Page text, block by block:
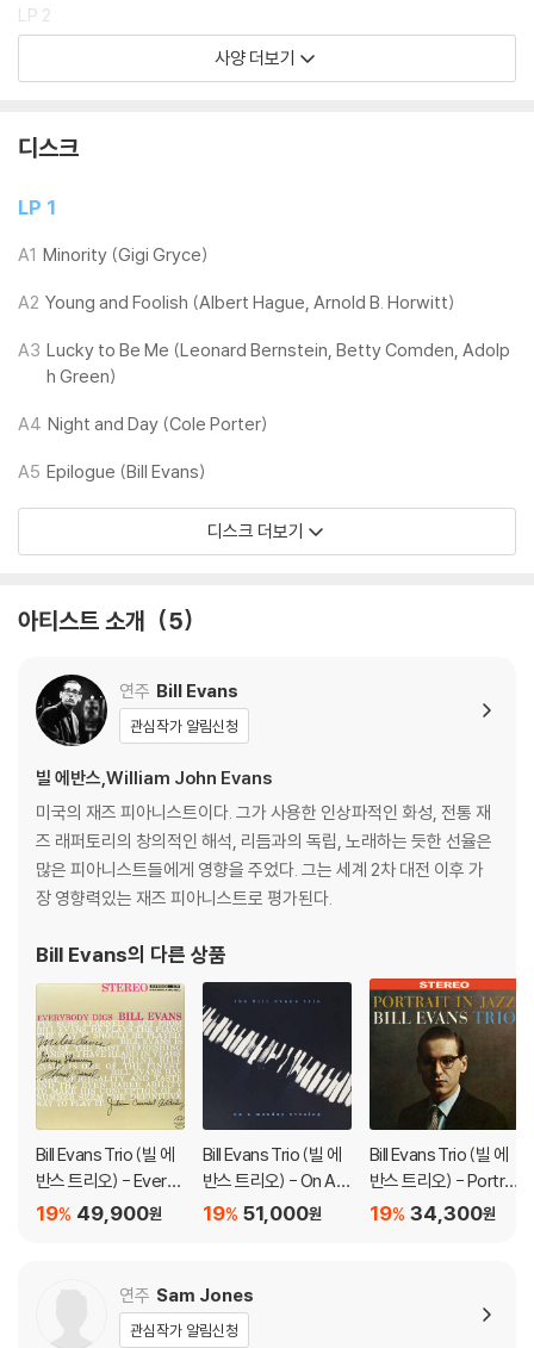
'Portrait in Jazz'는 빌 에반스의 리더로서 발표한 다섯 번째 스튜디오 앨
범으로 1960년에 발매되었다. 베이시스트 스콧 라파로와 드러머 폴 모티
안이 참여한 그의 불멸의 트리오와 함께 녹음한 단 두 장의 스튜디오 앨범
마일스 데이비스와의 성공적인 협업 앨범 'Kind of Blue' 이후 8개월 만
ait in Jazz'를 녹음했고, 이 트리오는 모던 재즈의 방향을 바꾸는 결정적
인 기여를 했다. 특히, 라파로의 베이스는 단순한 반주 악기에서 피아노와
거의 동등한 비중을 차지하며 그야말로 재즈 피아노 트리오의 정수를 보여
준다.
이 앨범에는 7개의 재즈 스탠더드와 2개의 에반스 자작곡이 포함되어 있
다. 디즈니 노래 'Someday My Prince Will Come'은 데이브 브루벡이
2년 전 자신의 앨범 'Dave Digs Disney'에서 모던 재즈 스타일로 처음 사
곡은 에반스의 음악 경력 말년까지 그의 레퍼토리에서 중요한 위치를 차지
에반스의 작곡 'Peri's Scope'는 당시 그의 여자친구였던 페리 커즌스에
(2011)를 비롯한 여러 유명 재즈 아티스트들에 의해 수십 차례 녹음되었
곡은 원래 마일스 데이비스의 단독 작곡으로 표기되었던 'Kind of Blue'
앨범의 세 번째 트랙에 수록되었던 곡으로, 작곡가에 대한 논란이 있었다.
이 앨범에서는 데이비스와 에반스의 공동 작곡으로 표기되어 있다. 예술가
두 사람은 멀어진다
'Portrait in Jazz'는 몇몇 발라드가 포함되어 있음에도 불구하고 에반스
의 앨범 중에서도 비교적 빠른, 강력한 스윙감 있는 앨범이다
시스트 스콧 라파로, 드러머 폴 모티안)의 라이브 앨범이다
이 앨범은 빌 에반스 트리오의 네 번째이자 마지막 작품이다. 라파로는 빌
리지 뱅가드에서 열린 라이브 공연 'Waltz for Debby'와 그 전작인 'Sun
day at the Village Vanguard'가 수록된 공연 후 열흘 만에 교통사고로
사망했다. 라파로의 죽음은 에반스에게 큰 충격을 주었고, 그는 한동안 은
둔 생활에 빠진다. 타이틀곡인 Waltz for Debby는 에반스의 조카를 음
악으로 표현한 곡으로, 이후 그의 라이브 레퍼토리에서 중요한 위치를 차
지하게 되었다. 이 곡은 원래 에반스의 데뷔 앨범인 New Jazz Concepti
ons에 피아노 솔로곡으로 수록되어있다. 에반스의 가장 유명한 곡으로 남
이 앨범은 에반스의 대표작 중 하나로 널리 인정받고 있으며, 연주자들 간
의 감정적인 상호작용 등 피아노 트리오 연주의 모범으로 평가받으며 빌
LP 2
Portrait in Jazz
December 28, 1959, New York City (Reeves Sound Studios)
LP 3
June 25, 1961, New York City (Village Vanguard)
Bill Evans (Piano) Scott LaFaro (Bass) Paul Motian (Drums)
사양 더보기
디스크
LP 1
A1 Minority (Gigi Gryce)
A2 Young and Foolish (Albert Hague, Arnold B. Horwitt)
A3 Lucky to Be Me (Leonard Bernstein, Betty Comden, Adolp
h Green)
A4 Night and Day (Cole Porter)
A5 Epilogue (Bill Evans)
디스크 더보기
아티스트 소개 5
연주 Bill Evans
관심작가 알림신청
빌 에반스,William John Evans
미국의 재즈 피아니스트이다. 그가 사용한 인상파적인 화성, 전통 재
즈 래퍼토리의 창의적인 해석, 리듬과의 독립, 노래하는 듯한 선율은
많은 피아니스트들에게 영향을 주었다. 그는 세계 2차 대전 이후 가
장 영향력있는 재즈 피아니스트로 평가된다.
Bill Evans의 다른 상품
Bill Evans Trio (빌 에
반스 트리오) - Every
body Digs Bill Evans
49,900원
19%
Bill Evans Trio (빌 에
반스 트리오) - On A
Monday Evening [L
51,000원
19%
Bill Evans Trio (빌 에
반스 트리오) - Portrai
t in Jazz [마블 컬러 L
34,300원
19%
연주 Sam Jones
관심작가 알림신청